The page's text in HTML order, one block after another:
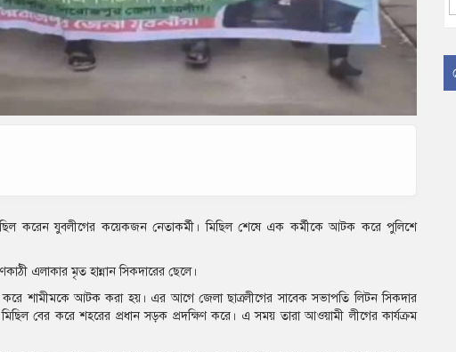
করেন যুবলীগের কয়েকজন নেতাকর্মী। মিছিল শেষে এক কর্মীকে আটক করে পুলিশে
এলাকার মৃত হান্নান সিকদারের ছেলে।
শামীমকে আটক করা হয়। এর আগে জেলা ছাত্রলীগের সাবেক সভাপতি লিটন সিকদার
বের করে শহরের প্রধান সড়ক প্রদক্ষিণ করে। এ সময় তারা আওয়ামী লীগের কার্যক্রম